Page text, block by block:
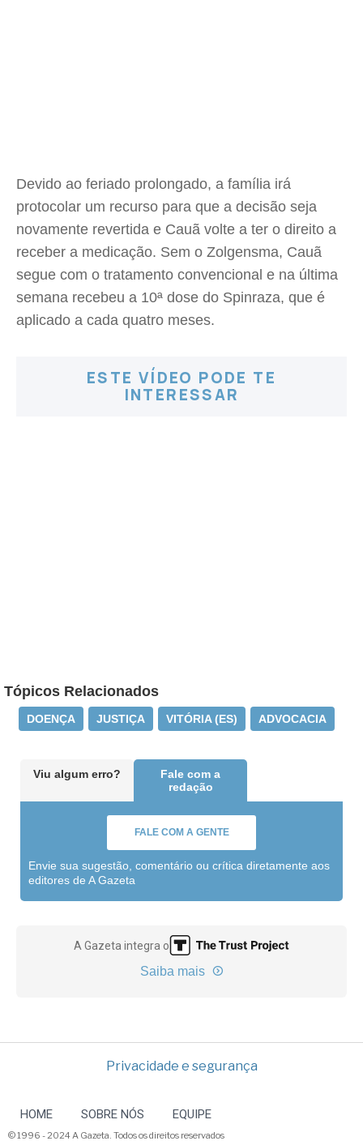
Devido ao feriado prolongado, a família irá
protocolar um recurso para que a decisão seja
novamente revertida e Cauã volte a ter o direito a
receber a medicação. Sem o Zolgensma, Cauã
segue com o tratamento convencional e na última
semana recebeu a 10ª dose do Spinraza, que é
aplicado a cada quatro meses.
ESTE VÍDEO PODE TE
INTERESSAR
Tópicos Relacionados
DOENÇA JUSTIÇA VITÓRIA (ES) ADVOCACIA
Viu algum erro?
Fale com a
redação
FALE COM A GENTE
Envie sua sugestão, comentário ou crítica diretamente aos
editores de A Gazeta
A Gazeta integra o
Saiba mais
Privacidade e segurança
HOME SOBRE NÓS EQUIPE
© 1996 - 2024 A Gazeta. Todos os direitos reservados